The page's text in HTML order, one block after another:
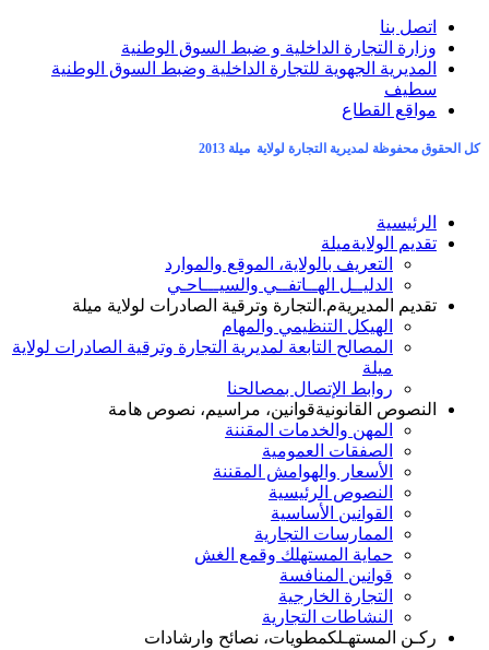
اتصل بنا
وزارة التجارة الداخلية و ضبط السوق الوطنية
المديرية الجهوية للتجارة الداخلية وضبط السوق الوطنية
سطيف
مواقع القطاع
كل الحقوق محفوظة لمديرية التجارة لولاية ميلة 2013
الرئيسية
تقديم الولايةميلة
التعريف بالولاية، الموقع والموارد
الدليــل الهــاتفــي والسيـــاحـي
تقديم المديريةم.التجارة وترقية الصادرات لولاية ميلة
الهيكل التنظيمي والمهام
المصالح التابعة لمديرية التجارة وترقية الصادرات لولاية
ميلة
روابط الإتصال بمصالحنا
النصوص القانونيةقوانين، مراسيم، نصوص هامة
المهن والخدمات المقننة
الصفقات العمومية
الأسعار والهوامش المقننة
النصوص الرئيسية
القوانين الأساسية
الممارسات التجارية
حماية المستهلك وقمع الغش
قوانين المنافسة
التجارة الخارجية
النشاطات التجارية
ركـن المستهـلكمطويات، نصائح وارشادات